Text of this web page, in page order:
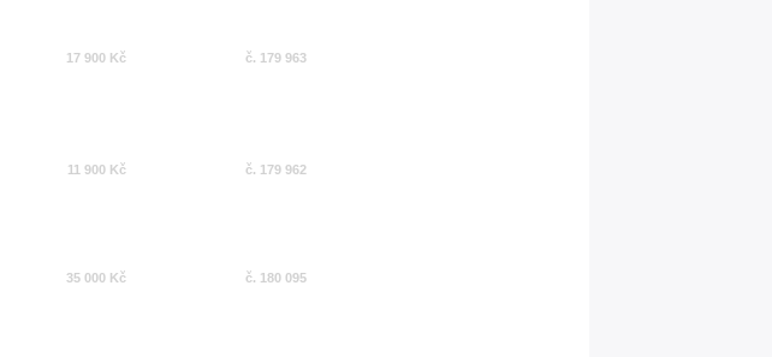
17 900 Kč č. 179 963
11 900 Kč č. 179 962
35 000 Kč č. 180 095